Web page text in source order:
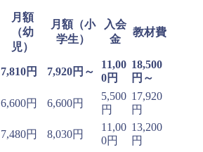
月額
（幼
児）
月額（小
学生）
入会
金
教材費
7,810円 7,920円～
11,00
0円
18,500
円～
6,600円 6,600円
5,500
円
17,920
円
7,480円 8,030円
11,00
0円
13,200
円